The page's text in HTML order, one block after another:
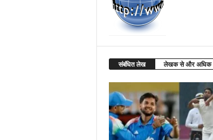
संबंधित लेख लेखक से और अधिक